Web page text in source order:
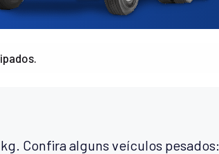
Confira alguns veículos pesados: